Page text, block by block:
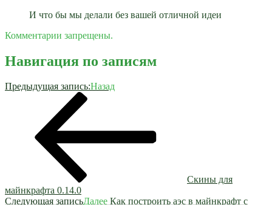
И что бы мы делали без вашей отличной идеи
Комментарии запрещены.
Навигация по записям
Предыдущая запись:Назад
Скины для
майнкрафта 0.14.0
Следующая записьДалее Как построить аэс в майнкрафт с